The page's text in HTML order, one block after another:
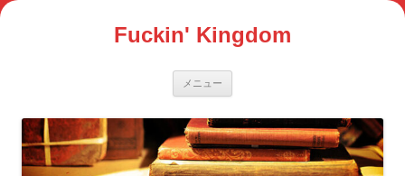
プ
Fuckin' Kingdom
メニュー